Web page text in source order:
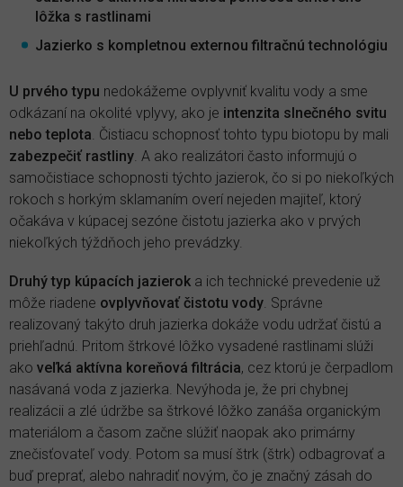
lôžka s rastlinami
Jazierko s kompletnou externou filtračnú technológiu
U prvého typu nedokážeme ovplyvniť kvalitu vody a sme
odkázaní na okolité vplyvy, ako je intenzita slnečného svitu
nebo teplota . Čistiacu schopnosť tohto typu biotopu by mali
zabezpečiť rastliny . A ako realizátori často informujú o
samočistiace schopnosti týchto jazierok, čo si po niekoľkých
rokoch s horkým sklamaním overí nejeden majiteľ, ktorý
očakáva v kúpacej sezóne čistotu jazierka ako v prvých
niekoľkých týždňoch jeho prevádzky.
Druhý typ kúpacích jazierok a ich technické prevedenie už
môže riadene ovplyvňovať čistotu vody . Správne
realizovaný takýto druh jazierka dokáže vodu udržať čistú a
priehľadnú. Pritom štrkové lôžko vysadené rastlinami slúži
ako veľká aktívna koreňová filtrácia, cez ktorú je čerpadlom
nasávaná voda z jazierka. Nevýhoda je, že pri chybnej
realizácii a zlé údržbe sa štrkové lôžko zanáša organickým
materiálom a časom začne slúžiť naopak ako primárny
znečisťovateľ vody. Potom sa musí štrk (štrk) odbagrovať a
buď preprať, alebo nahradiť novým, čo je značný zásah do